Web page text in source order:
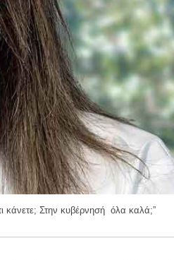
κάνετε; Στην κυβέρνησή όλα καλά;”